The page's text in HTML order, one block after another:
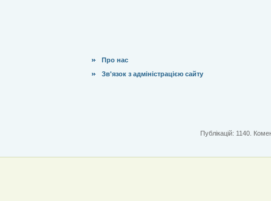
Про нас
Зв'язок з адміністрацією сайту
Публікацій: 1140.